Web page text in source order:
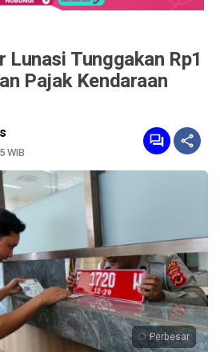
Lunasi Tunggakan Rp1
Pajak Kendaraan
WIB
Perbesar